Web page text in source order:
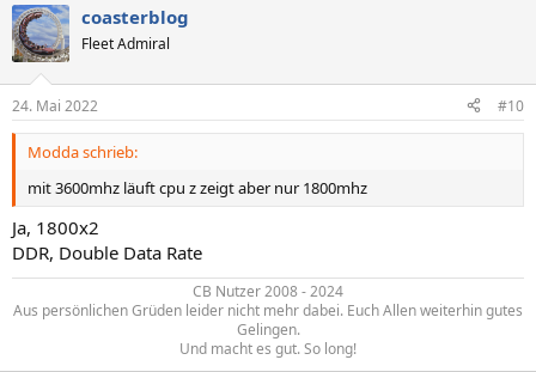
coasterblog
Fleet Admiral
24. Mai 2022 #10
Modda schrieb:
mit 3600mhz läuft cpu z zeigt aber nur 1800mhz
Ja, 1800x2
DDR, Double Data Rate
CB Nutzer 2008 - 2024
Aus persönlichen Grüden leider nicht mehr dabei. Euch Allen weiterhin gutes
Gelingen.
Und macht es gut. So long!​